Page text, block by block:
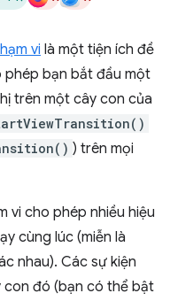
vi là một tiện ích đề
phép bạn bắt đầu một
trên một cây con của
) trên mọi
vi cho phép nhiều hiệu
cùng lúc (miễn là
nhau). Các sự kiện
đó (bạn có thể bật